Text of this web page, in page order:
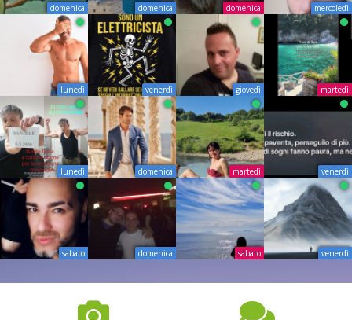
domenica domenica domenica mercoledì
lunedì venerdì giovedì martedì
lunedì domenica martedì venerdì
sabato domenica sabato venerdì